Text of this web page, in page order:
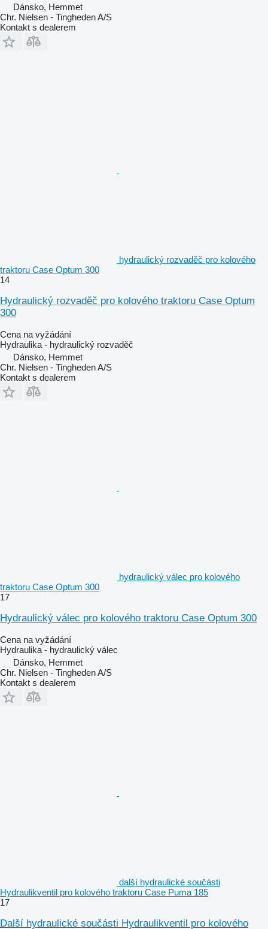
Dánsko, Hemmet
Chr. Nielsen - Tingheden A/S
Kontakt s dealerem
hydraulický rozvaděč pro kolového
traktoru Case Optum 300
14
Hydraulický rozvaděč pro kolového traktoru Case Optum
300
Cena na vyžádání
Hydraulika - hydraulický rozvaděč
Dánsko, Hemmet
Chr. Nielsen - Tingheden A/S
Kontakt s dealerem
hydraulický válec pro kolového
traktoru Case Optum 300
17
Hydraulický válec pro kolového traktoru Case Optum 300
Cena na vyžádání
Hydraulika - hydraulický válec
Dánsko, Hemmet
Chr. Nielsen - Tingheden A/S
Kontakt s dealerem
další hydraulické součásti
Hydraulikventil pro kolového traktoru Case Puma 185
17
Další hydraulické součásti Hydraulikventil pro kolového